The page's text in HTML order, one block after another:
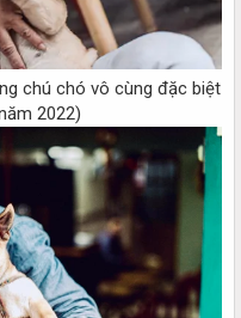
chú chó vô cùng đặc biệt
2022)